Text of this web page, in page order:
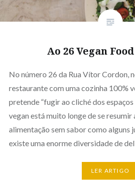
Ao 26 Vegan
No número 26 da Rua Vítor Cordon,
restaurante com uma cozinha 100%
pretende “fugir ao cliché dos espaços
vegan está muito longe de se resumir
alimentação sem sabor como alguns
existe uma enorme diversidade de
LER ARTIGO